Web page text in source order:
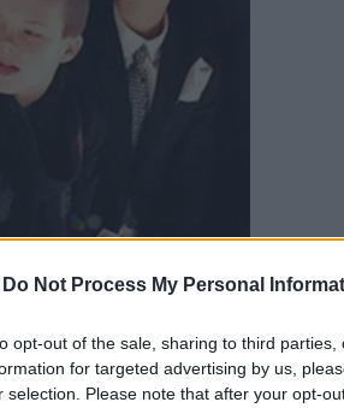
Do Not Process My Personal
opt-out of the sale, sharing to third
for targeted advertising by us,
selection. Please note that after your opt-